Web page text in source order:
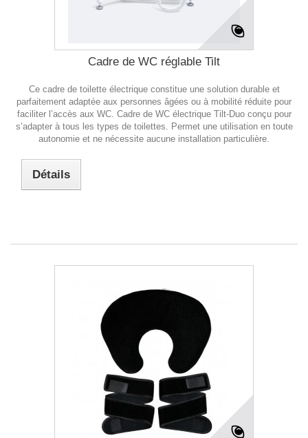
Cadre de WC réglable Tilt
Ce cadre de toilette électrique constitue une solution durable et
parfaitement adaptée aux personnes âgées ou à mobilité réduite pour
faciliter l’accès aux WC. Cadre de WC électrique Tilt-Duo conçu pour
s’adapter à tous les types de toilettes. Permet une utilisation en toute
autonomie et ne nécessite aucune installation particulière.
Détails